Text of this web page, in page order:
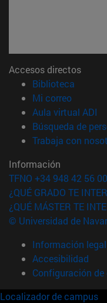
Accesos directos
Biblioteca
Mi correo(abre en
Aula virtual ADI
Búsqueda de
Trabaja con
Información
TFNO +34 948 42 56 00
¿QUÉ GRADO TE
¿QUÉ MÁSTER TE
© Universidad de
Información legal
Accesibilidad
Configuración de
Localizador de campus